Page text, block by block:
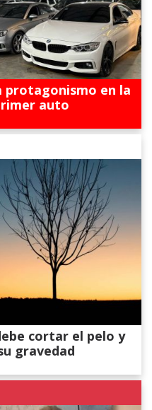
protagonismo en la
auto
cortar el pelo y
gravedad